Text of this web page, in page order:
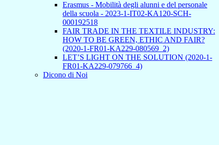
Erasmus - Mobilità degli alunni e del personale
della scuola - 2023-1-IT02-KA120-SCH-
000192518
FAIR TRADE IN THE TEXTILE INDUSTRY:
HOW TO BE GREEN, ETHIC AND FAIR?
(2020-1-FR01-KA229-080569_2)
LET’S LIGHT ON THE SOLUTION (2020-1-
FR01-KA229-079766_4)
Dicono di Noi